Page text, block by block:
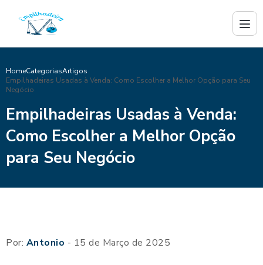
HomeCategoriasArtigos
Empilhadeiras Usadas à Venda: Como Escolher a Melhor Opção para Seu
Negócio
Empilhadeiras Usadas à Venda:
Como Escolher a Melhor Opção
para Seu Negócio
Por: Antonio - 15 de Março de 2025